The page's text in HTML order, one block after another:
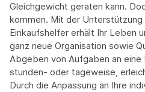
Gleichgewicht geraten kann.
kommen. Mit der Unterstützung
Einkaufshelfer erhält Ihr Leben
ganz neue Organisation sowie
Abgeben von Aufgaben an eine
stunden- oder tageweise,
Durch die Anpassung an Ihre